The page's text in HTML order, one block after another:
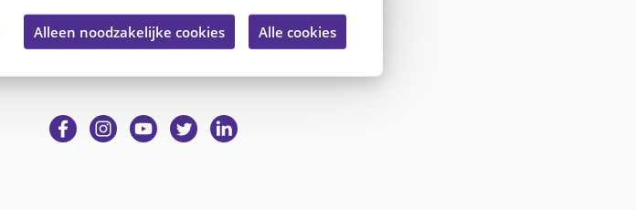
Alleen noodzakelijke cookies Alle cookies
Social media
Ga
Ga
Ga
Ga
Ga